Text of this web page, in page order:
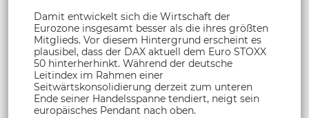
Damit entwickelt sich die Wirtschaft der
Eurozone insgesamt besser als die ihres größten
Mitglieds. Vor diesem Hintergrund erscheint es
plausibel, dass der DAX aktuell dem Euro STOXX
50 hinterherhinkt. Während der deutsche
Leitindex im Rahmen einer
Seitwärtskonsolidierung derzeit zum unteren
Ende seiner Handelsspanne tendiert, neigt sein
europäisches Pendant nach oben.